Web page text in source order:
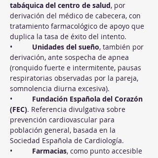
tabáquica del centro de salud, por
derivación del médico de cabecera, con
tratamiento farmacológico de apoyo que
duplica la tasa de éxito del intento.
• Unidades del sueño, también por
derivación, ante sospecha de apnea
(ronquido fuerte e intermitente, pausas
respiratorias observadas por la pareja,
somnolencia diurna excesiva).
• Fundación Española del Corazón
(FEC). Referencia divulgativa sobre
prevención cardiovascular para
población general, basada en la
Sociedad Española de Cardiología.
• Farmacias, como punto accesible